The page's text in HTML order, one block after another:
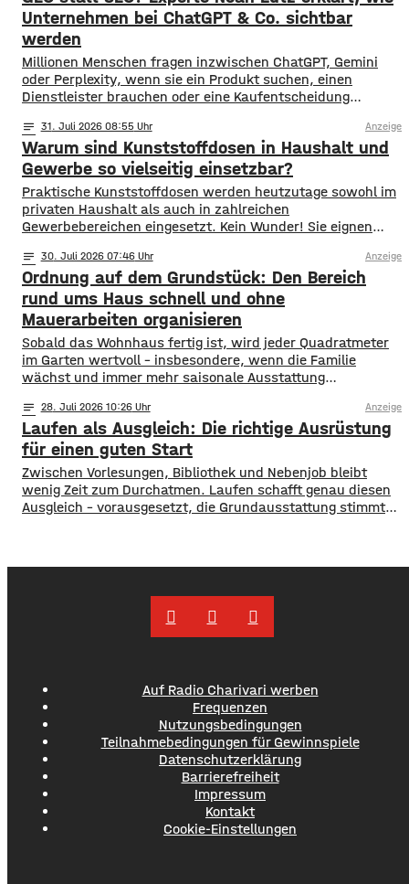
Unternehmen bei ChatGPT & Co. sichtbar
werden
Millionen Menschen fragen inzwischen ChatGPT, Gemini
oder Perplexity, wenn sie ein Produkt suchen, einen
Dienstleister brauchen oder eine Kaufentscheidung
formuliert und mit konkreten Empfehlungen. Welche
Unternehmen dort genannt werden und welche nicht,
entscheidet zunehmend über Aufträge und Umsatz. Genau
hier setzt Generative Engine Optimization an,
notes 31. Juli 2026 08:55 Anzeige
Warum sind Kunststoffdosen in Haushalt und
Gewerbe so vielseitig einsetzbar?
Praktische Kunststoffdosen werden heutzutage sowohl im
privaten Haushalt als auch in zahlreichen
Gewerbebereichen eingesetzt. Kein Wunder! Sie eignen
Produkte und sind in vielen Größen erhältlich. Dosen aus
Kunststoff sind leicht und bruchsicher. Sie lassen sich mit
verschiedenen Verschlussarten ausstatten und können in
verschiedenen Größen und Farben hergestellt werden.
notes 30. Juli 2026 07:46 Anzeige
Ordnung auf dem Grundstück: Den Bereich
rund ums Haus schnell und ohne
Mauerarbeiten organisieren
Sobald das Wohnhaus fertig ist, wird jeder Quadratmeter
im Garten wertvoll – insbesondere, wenn die Familie
wächst und immer mehr saisonale Ausstattung
schaffen sicheren Stauraum für Geräte, Zubehör und
Fahrzeuge und lassen sich innerhalb von etwa dreißig
Minuten montieren. Schnelle Montage statt Baustelle Der
Bau eines klassischen Nebengebäudes erfordert Zeit,
notes 28. Juli 2026 10:26 Anzeige
Laufen als Ausgleich: Die richtige Ausrüstung
für einen guten Start
Zwischen Vorlesungen, Bibliothek und Nebenjob bleibt
wenig Zeit zum Durchatmen. Laufen schafft genau diesen
Ausgleich – vorausgesetzt, die Grundausstattung stimmt
Auf Radio Charivari werben
Frequenzen
Nutzungsbedingungen
Teilnahmebedingungen für Gewinnspiele
Datenschutzerklärung
Barrierefreiheit
Impressum
Kontakt
Cookie-Einstellungen